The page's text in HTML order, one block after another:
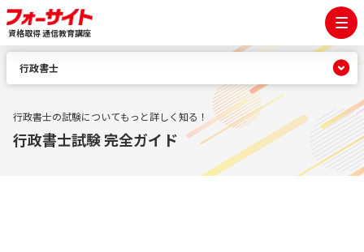
資格取得 通信教育講座
行政書士の試験についてもっと詳しく知る！
行政書士試験 完全ガイド
行政書士